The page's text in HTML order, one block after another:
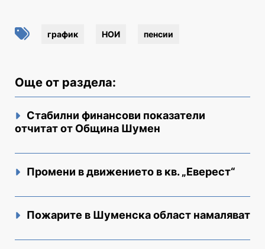
график НОИ пенсии
Още от раздела:
Стабилни финансови показатели
отчитат от Община Шумен
Промени в движението в кв. „Еверест“
Пожарите в Шуменска област намаляват